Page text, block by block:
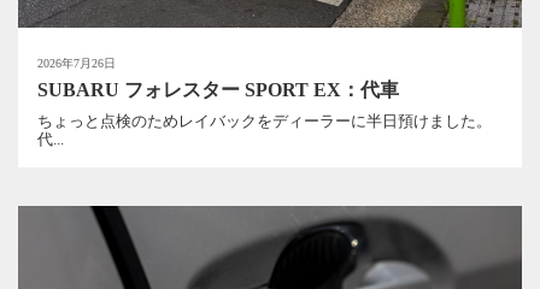
2026年7月26日
SUBARU フォレスター SPORT EX：代車
ちょっと点検のためレイバックをディーラーに半日預けました。
代...